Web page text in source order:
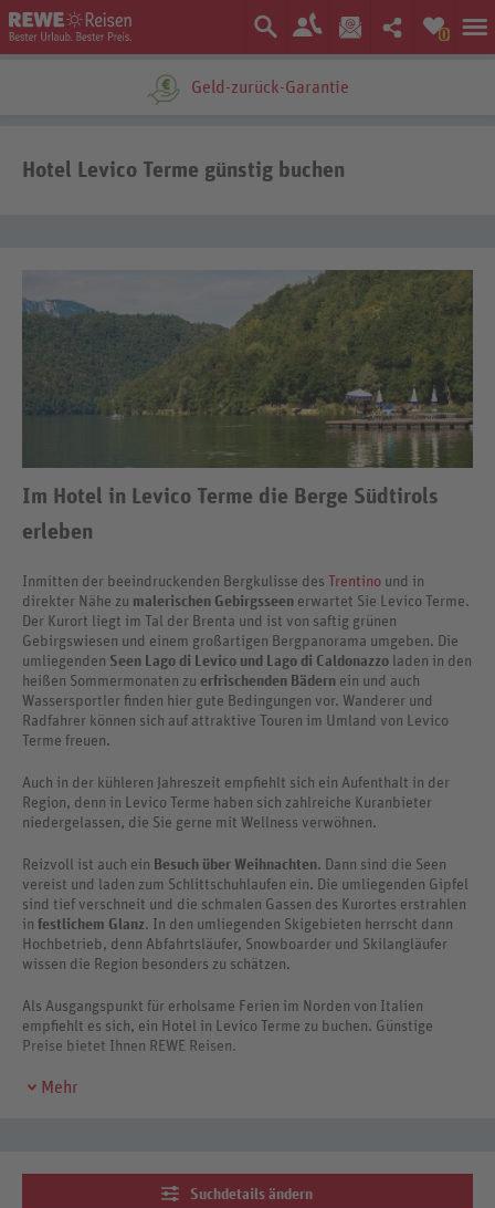
0
Ein Unternehmen der
Hotel Levico Terme günstig buchen
Im Hotel in Levico Terme die Berge Südtirols
erleben
Inmitten der beeindruckenden Bergkulisse des Trentino und in
direkter Nähe zu malerischen Gebirgsseen erwartet Sie Levico Terme.
Der Kurort liegt im Tal der Brenta und ist von saftig grünen
Gebirgswiesen und einem großartigen Bergpanorama umgeben. Die
umliegenden Seen Lago di Levico und Lago di Caldonazzo laden in den
heißen Sommermonaten zu erfrischenden Bädern ein und auch
Wassersportler finden hier gute Bedingungen vor. Wanderer und
Radfahrer können sich auf attraktive Touren im Umland von Levico
Terme freuen.
Auch in der kühleren Jahreszeit empfiehlt sich ein Aufenthalt in der
Region, denn in Levico Terme haben sich zahlreiche Kuranbieter
niedergelassen, die Sie gerne mit Wellness verwöhnen.
Reizvoll ist auch ein Besuch über Weihnachten. Dann sind die Seen
vereist und laden zum Schlittschuhlaufen ein. Die umliegenden Gipfel
sind tief verschneit und die schmalen Gassen des Kurortes erstrahlen
in festlichem Glanz. In den umliegenden Skigebieten herrscht dann
Hochbetrieb, denn Abfahrtsläufer, Snowboarder und Skilangläufer
wissen die Region besonders zu schätzen.
Als Ausgangspunkt für erholsame Ferien im Norden von Italien
empfiehlt es sich, ein Hotel in Levico Terme zu buchen. Günstige
Preise bietet Ihnen REWE Reisen.
Mehr
Suchdetails ändern